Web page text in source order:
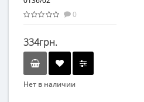
0
334грн.
Нет в наличии